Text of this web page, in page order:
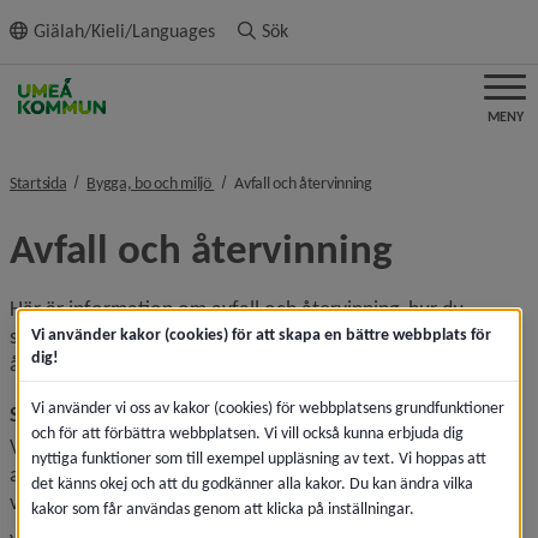
innehållet
Giälah/Kieli/Languages Sök
MENY
Startsida Bygga, bo och miljö nivå i brödsmulenavigeringen
Avfall och återvinningnivå i
Avfall och återvinning
Här är information om avfall och återvinning, hur du
sorterar ditt avfall och hur du hittar till
återvinningsstationer och återvinningscentraler.
Sortera ditt hushållsavfall rätt
Vakin är det kommunala vatten- och avfallsbolaget som
ansvarar för avfall och återvinning i Umeå kommun. På
vakin.se får du hjälp att sortera ditt hushållsavfall.
Vi använder kakor (cookies) för att skapa en bättre webbplats för
dig!
Vi använder vi oss av kakor (cookies) för webbplatsens grundfunktioner
och för att förbättra webbplatsen. Vi vill också kunna erbjuda dig
nyttiga funktioner som till exempel uppläsning av text. Vi hoppas att
det känns okej och att du godkänner alla kakor. Du kan ändra vilka
kakor som får användas genom att klicka på inställningar.